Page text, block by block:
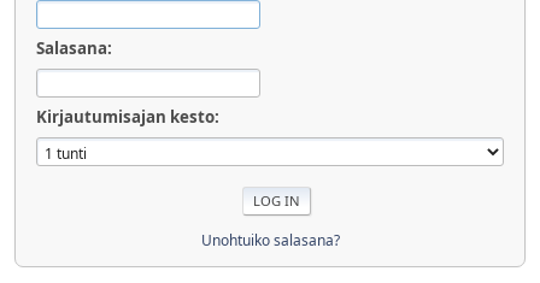
Salasana:
Kirjautumisajan kesto:
Unohtuiko salasana?